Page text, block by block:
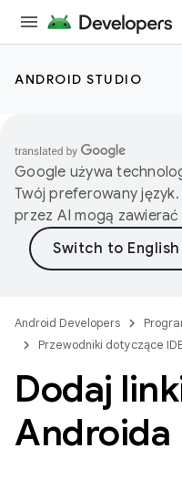
ANDROID STUDIO
Google używa
Twój preferowany
przez AI mogą zawierać
Android Developers
Przewodniki dotyczące
Dodaj
Androida